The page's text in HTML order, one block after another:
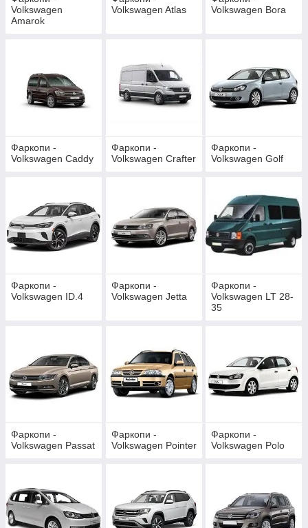
Volkswagen
Amarok
Volkswagen Atlas
Volkswagen Bora
Фаркопи -
Volkswagen Caddy
Фаркопи -
Volkswagen Crafter
Фаркопи -
Volkswagen Golf
Фаркопи -
Volkswagen ID.4
Фаркопи -
Volkswagen Jetta
Фаркопи -
Volkswagen LT 28-
35
Фаркопи -
Volkswagen Passat
Фаркопи -
Volkswagen Pointer
Фаркопи -
Volkswagen Polo